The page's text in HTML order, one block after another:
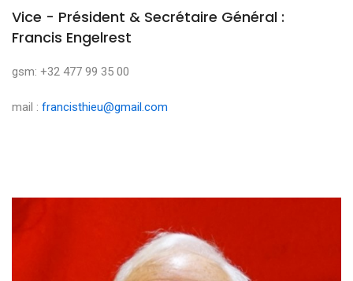
Vice - Président & Secrétaire Général :
Francis Engelrest
gsm: +32 477 99 35 00
mail : francisthieu@gmail.com